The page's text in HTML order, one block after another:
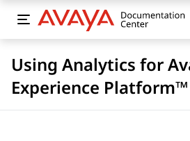
Using Analytics for
Experience